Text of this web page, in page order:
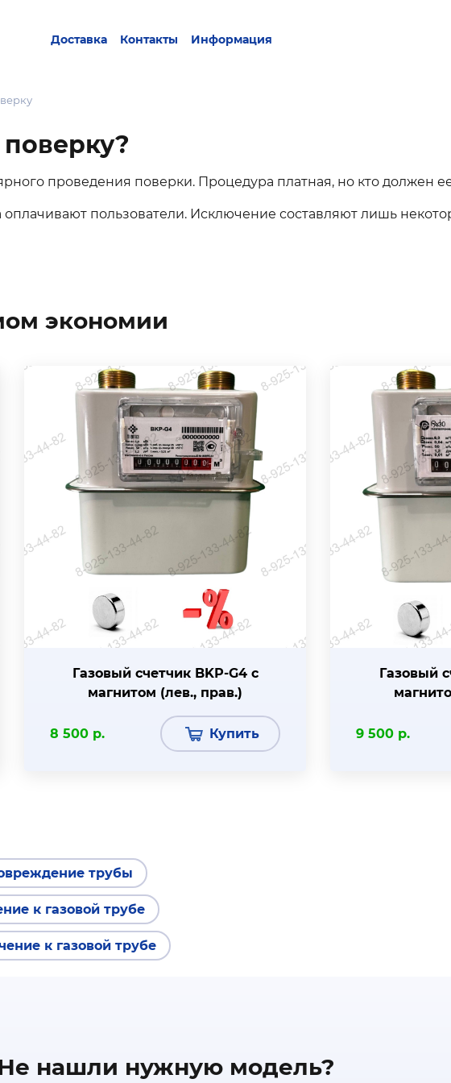
Доставка Контакты Информация
проведения поверки. Процедура платная, но кто должен
пользователи. Исключение составляют лишь
экономии
Газовый счетчик BKР-G4 с
магнитом (лев., прав.)
8 500 р. Купить
Газовый
9 500 р.
трубы
к газовой трубе
к газовой трубе
нашли нужную модель?